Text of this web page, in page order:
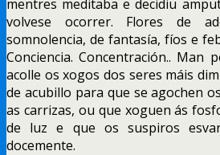
mentres meditaba e decidiu
volvese ocorrer. Flores de
somnolencia, de fantasía, fíos e
Conciencia. Concentración.. Man
acolle os xogos dos seres máis
de acubillo para que se agochen
as carrizas, ou que xoguen ás
de luz e que os suspiros
docemente.